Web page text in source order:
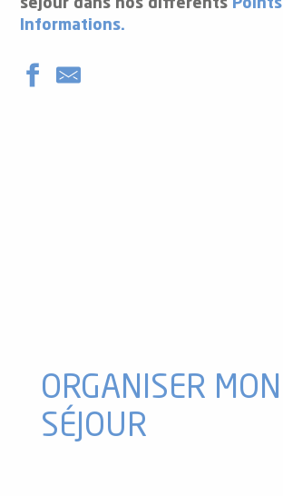
séjour dans nos différents Points
Informations.
ORGANISER MON
SÉJOUR